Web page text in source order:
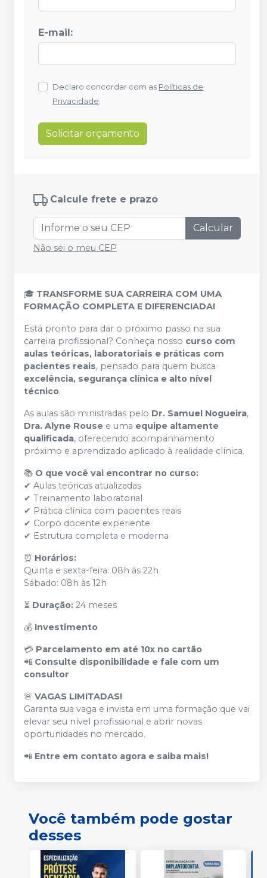
E-mail:
Declaro concordar com as Políticas de
Privacidade.
Solicitar orçamento
Calcule frete e prazo
Calcular
Não sei o meu CEP
🎓 TRANSFORME SUA CARREIRA COM UMA
FORMAÇÃO COMPLETA E DIFERENCIADA!
Está pronto para dar o próximo passo na sua
carreira profissional? Conheça nosso curso com
aulas teóricas, laboratoriais e práticas com
pacientes reais, pensado para quem busca
excelência, segurança clínica e alto nível
técnico.
As aulas são ministradas pelo Dr. Samuel Nogueira,
Dra. Alyne Rouse e uma equipe altamente
qualificada, oferecendo acompanhamento
próximo e aprendizado aplicado à realidade clínica.
📚 O que você vai encontrar no curso:
✔ Aulas teóricas atualizadas
✔ Treinamento laboratorial
✔ Prática clínica com pacientes reais
✔ Corpo docente experiente
✔ Estrutura completa e moderna
⏰ Horários:
Quinta e sexta-feira: 08h às 22h
Sábado: 08h às 12h
⏳ Duração: 24 meses
💰 Investimento
💳 Parcelamento em até 10x no cartão
📲 Consulte disponibilidade e fale com um
consultor
🚨 VAGAS LIMITADAS!
Garanta sua vaga e invista em uma formação que vai
elevar seu nível profissional e abrir novas
oportunidades no mercado.
📲 Entre em contato agora e saiba mais!
Você também pode gostar
desses